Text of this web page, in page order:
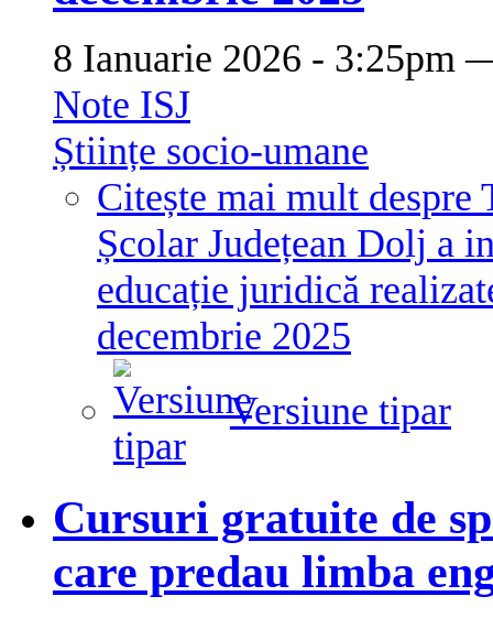
8 Ianuarie 2026 - 3:25pm
Note ISJ
Științe socio-umane
Citește mai mult despre
Școlar Județean Dolj a
educație juridică
decembrie 2025
Versiune tipar
Cursuri gratuite de
care predau limba